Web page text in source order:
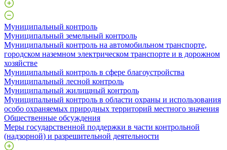
Муниципальный контроль
Муниципальный земельный контроль
Муниципальный контроль на автомобильном транспорте,
городском наземном электрическом транспорте и в дорожном
хозяйстве
Муниципальный контроль в сфере благоустройства
Муниципальный лесной контроль
Муниципальный жилищный контроль
Муниципальный контроль в области охраны и использования
особо охраняемых природных территорий местного значения
Общественные обсуждения
Меры государственной поддержки в части контрольной
(надзорной) и разрешительной деятельности